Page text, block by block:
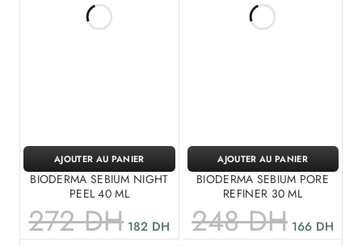
BIODERMA SEBIUM NIGHT
PEEL 40 ML
272DH 182 DH
AJOUTER AU PANIER
BIODERMA SEBIUM PORE
REFINER 30 ML
248DH 166 DH
AJOUTER AU PANIER